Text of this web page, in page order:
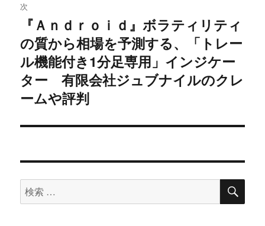
ー
シ
ョ
ン
次
次
の
投
稿:
『Ａｎｄｒｏｉｄ』ボラティリティ
の質から相場を予測する、「トレー
ル機能付き1分足専用」インジケー
ター 有限会社ジュブナイルのクレ
ームや評判
検
索
検